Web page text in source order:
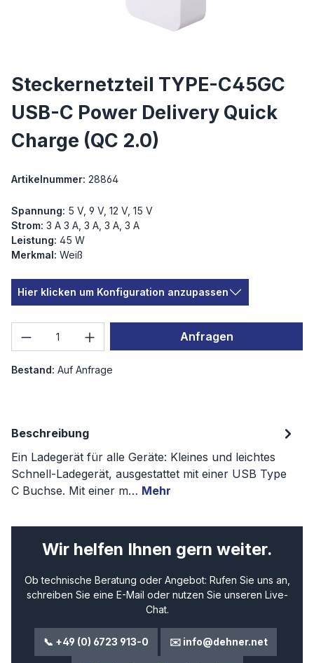
Steckernetzteil TYPE-C45GC
USB-C Power Delivery Quick
Charge (QC 2.0)
Artikelnummer: 28864
Spannung: 5 V, 9 V, 12 V, 15 V
Strom: 3 A 3 A, 3 A, 3 A, 3 A
Leistung: 45 W
Merkmal: Weiß
Hier klicken um Konfiguration anzupassen
Produkt Anzahl: Gib den gewünschten
Anfragen
Bestand: Auf Anfrage
Beschreibung
Ein Ladegerät für alle Geräte: Kleines und leichtes
Schnell-Ladegerät, ausgestattet mit einer USB Type
C Buchse. Mit einer m… Mehr
Wir helfen Ihnen gern weiter.
Ob technische Beratung oder Angebot: Rufen Sie uns an,
schreiben Sie eine E-Mail oder nutzen Sie unseren Live-
Chat.
📞 +49 (0) 6723 913-0 ✉️ info@dehner.net